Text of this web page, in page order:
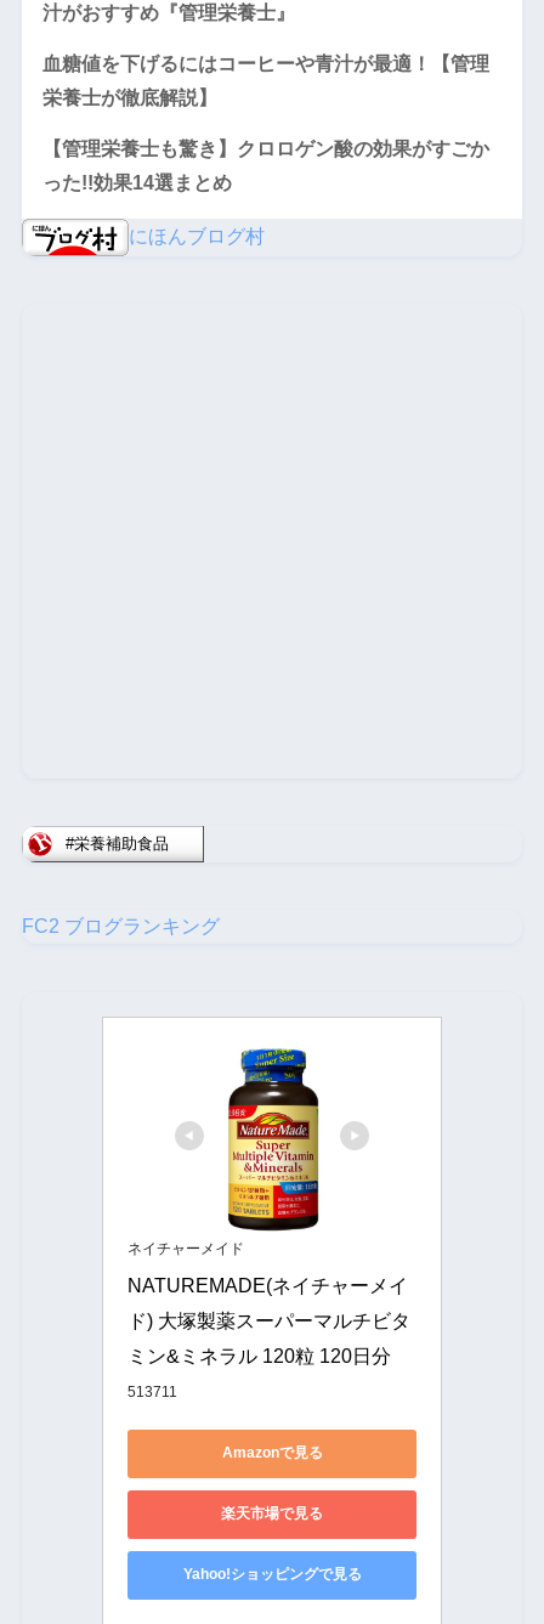
汁がおすすめ『管理栄養士』
血糖値を下げるにはコーヒーや青汁が最適！【管理
栄養士が徹底解説】
【管理栄養士も驚き】クロロゲン酸の効果がすごか
った!!効果14選まとめ
にほんブログ村
FC2 ブログランキング
ネイチャーメイド
NATUREMADE(ネイチャーメイ
ド) 大塚製薬スーパーマルチビタ
ミン&ミネラル 120粒 120日分
513711
Amazonで見る
楽天市場で見る
Yahoo!ショッピングで見る